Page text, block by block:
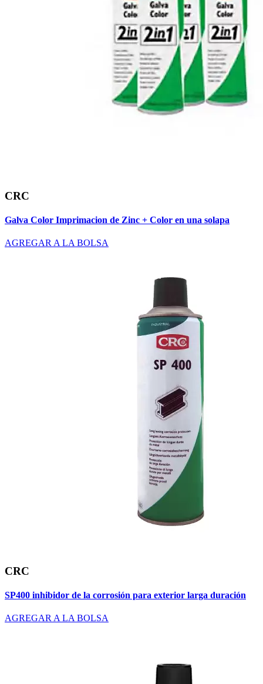
CRC
Galva Color Imprimacion de Zinc + Color en una solapa
AGREGAR A LA BOLSA
CRC
SP400 inhibidor de la corrosión para exterior larga duración
AGREGAR A LA BOLSA